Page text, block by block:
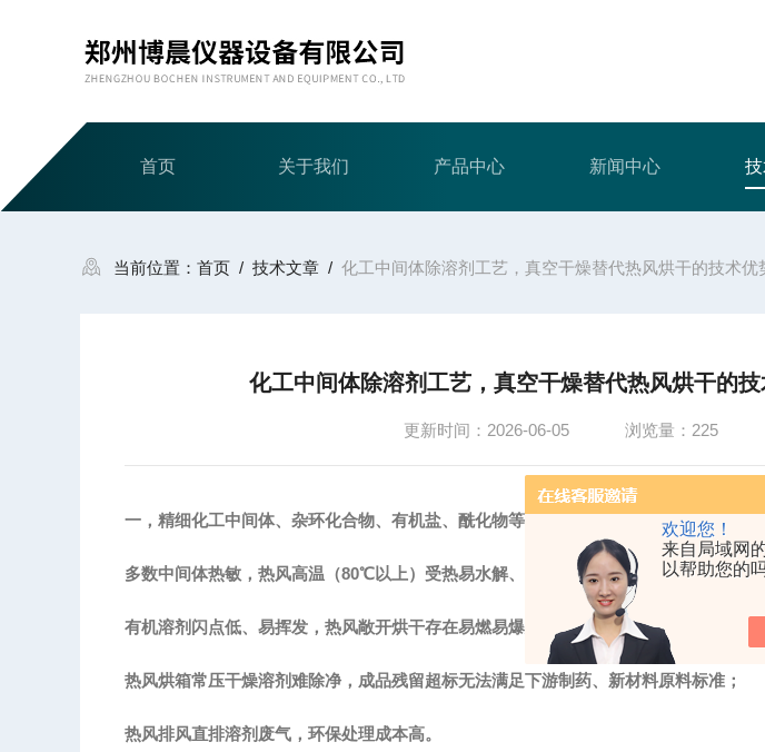
欢迎您！
来自局域网
以帮助您的
首页 关于我们 产品中心 新闻中心
当前位置： 首页 / 技术文章 / 化工中间体除溶剂工艺，真空干燥替代热风烘干的技术优
化工中间体除溶剂工艺，真空干燥替代热风烘干的
更新时间：2026-06-05 浏览量：225
一， 精细化工中间体、杂环化合物、有机盐、酰化物等产品特性：
多数中间体热敏，热风高温（80℃以上）受热易水解、异构化、杂质升高；
有机溶剂闪点低、易挥发，热风敞开烘干存在易燃易爆安全隐患；
热风烘箱常压干燥溶剂难除净，成品残留超标无法满足下游制药、新材料原料标准；
热风排风直排溶剂废气，环保处理成本高。